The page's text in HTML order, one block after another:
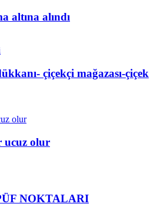
altına alındı
çiçekçi mağazası-çiçek
ucuz olur
NOKTALARI